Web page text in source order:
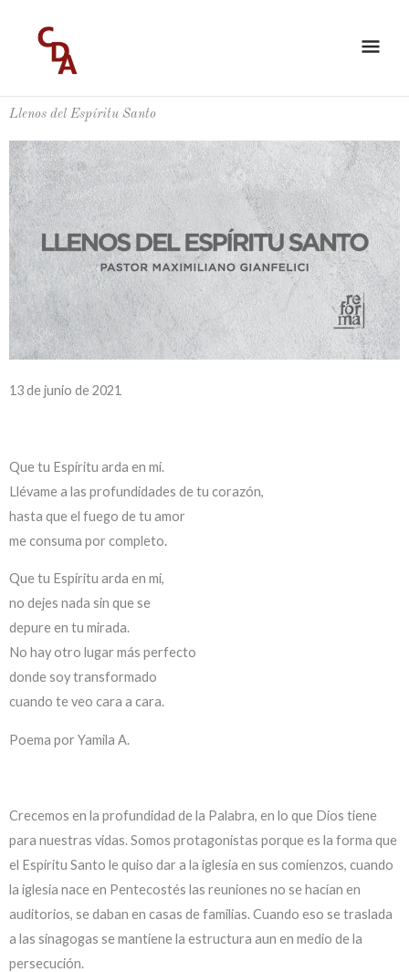
contenido
Llenos del Espíritu Santo
13 de junio de 2021
Que tu Espíritu arda en mí.
Llévame a las profundidades de tu corazón,
hasta que el fuego de tu amor
me consuma por completo.
Que tu Espíritu arda en mí,
no dejes nada sin que se
depure en tu mirada.
No hay otro lugar más perfecto
donde soy transformado
cuando te veo cara a cara.
Poema por Yamila A.
Crecemos en la profundidad de la Palabra, en lo que Dios tiene
para nuestras vidas. Somos protagonistas porque es la forma que
el Espíritu Santo le quiso dar a la iglesia en sus comienzos, cuando
la iglesia nace en Pentecostés las reuniones no se hacían en
auditorios, se daban en casas de familias. Cuando eso se traslada
a las sinagogas se mantiene la estructura aun en medio de la
persecución.